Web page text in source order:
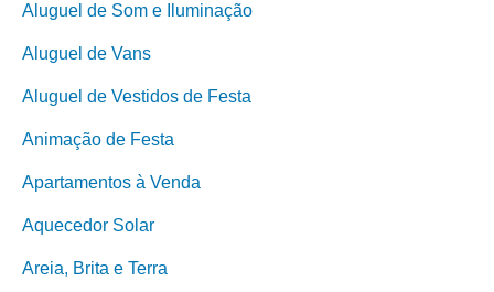
Aluguel de Som e Iluminação
Aluguel de Vans
Aluguel de Vestidos de Festa
Animação de Festa
Apartamentos à Venda
Aquecedor Solar
Areia, Brita e Terra